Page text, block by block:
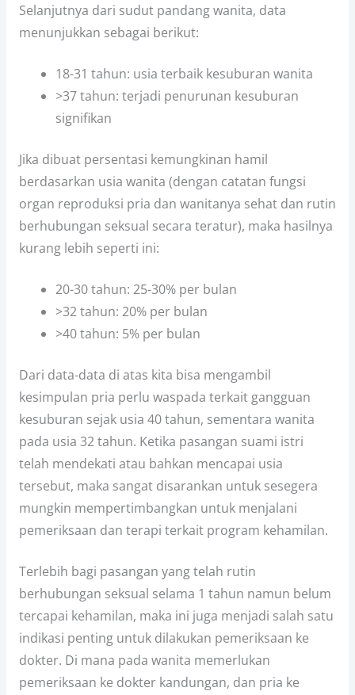
Selanjutnya dari sudut pandang wanita, data
menunjukkan sebagai berikut:
18-31 tahun: usia terbaik kesuburan wanita
>37 tahun: terjadi penurunan kesuburan
signifikan
Jika dibuat persentasi kemungkinan hamil
berdasarkan usia wanita (dengan catatan fungsi
organ reproduksi pria dan wanitanya sehat dan rutin
berhubungan seksual secara teratur), maka hasilnya
kurang lebih seperti ini:
20-30 tahun: 25-30% per bulan
>32 tahun: 20% per bulan
>40 tahun: 5% per bulan
Dari data-data di atas kita bisa mengambil
kesimpulan pria perlu waspada terkait gangguan
kesuburan sejak usia 40 tahun, sementara wanita
pada usia 32 tahun. Ketika pasangan suami istri
telah mendekati atau bahkan mencapai usia
tersebut, maka sangat disarankan untuk sesegera
mungkin mempertimbangkan untuk menjalani
pemeriksaan dan terapi terkait program kehamilan.
Terlebih bagi pasangan yang telah rutin
berhubungan seksual selama 1 tahun namun belum
tercapai kehamilan, maka ini juga menjadi salah satu
indikasi penting untuk dilakukan pemeriksaan ke
dokter. Di mana pada wanita memerlukan
pemeriksaan ke dokter kandungan, dan pria ke